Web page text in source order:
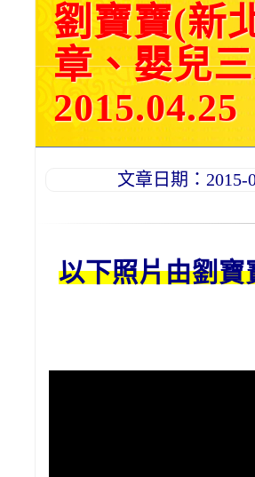
劉寶寶(新
章、嬰兒
2015.04.25
文章日期：2015-
以下照片由劉寶